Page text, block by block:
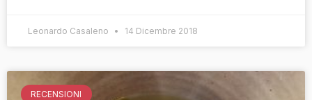
Leonardo Casaleno 14 Dicembre 2018
RECENSIONI